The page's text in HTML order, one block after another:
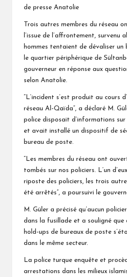
de presse Anatolie
Trois autres membres du réseau
l’issue de l’affrontement, survenu
hommes tentaient de dévaliser un
le quartier périphérique de
gouverneur en réponse aux
selon Anatolie.
“L’incident s’est produit au cours
réseau Al-Qaïda”, a déclaré M.
police disposait d’informations
et avait installé un dispositif de
bureau de poste.
“Les membres du réseau ont
tombés sur nos policiers. L’un
riposte des policiers, les trois
été arrêtés”, a poursuivi le
M. Güler a précisé qu’aucun
dans la fusillade et a souligné
hold-ups de bureaux de poste
dans le même secteur.
La police turque enquête et
arrestations dans les milieux